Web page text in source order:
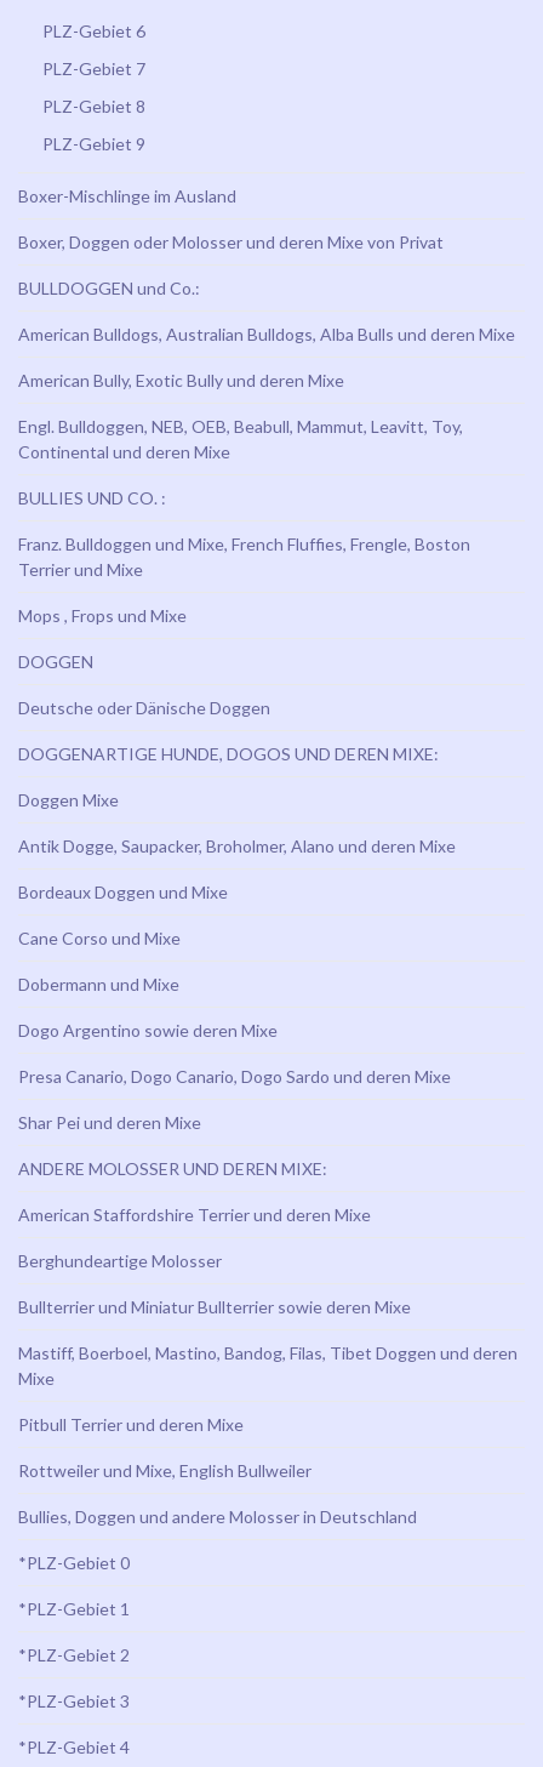
PLZ-Gebiet 6
PLZ-Gebiet 7
PLZ-Gebiet 8
PLZ-Gebiet 9
Boxer-Mischlinge im Ausland
Boxer, Doggen oder Molosser und deren Mixe von Privat
BULLDOGGEN und Co.:
American Bulldogs, Australian Bulldogs, Alba Bulls und deren Mixe
American Bully, Exotic Bully und deren Mixe
Engl. Bulldoggen, NEB, OEB, Beabull, Mammut, Leavitt, Toy,
Continental und deren Mixe
BULLIES UND CO. :
Franz. Bulldoggen und Mixe, French Fluffies, Frengle, Boston
Terrier und Mixe
Mops , Frops und Mixe
DOGGEN
Deutsche oder Dänische Doggen
DOGGENARTIGE HUNDE, DOGOS UND DEREN MIXE:
Doggen Mixe
Antik Dogge, Saupacker, Broholmer, Alano und deren Mixe
Bordeaux Doggen und Mixe
Cane Corso und Mixe
Dobermann und Mixe
Dogo Argentino sowie deren Mixe
Presa Canario, Dogo Canario, Dogo Sardo und deren Mixe
Shar Pei und deren Mixe
ANDERE MOLOSSER UND DEREN MIXE:
American Staffordshire Terrier und deren Mixe
Berghundeartige Molosser
Bullterrier und Miniatur Bullterrier sowie deren Mixe
Mastiff, Boerboel, Mastino, Bandog, Filas, Tibet Doggen und deren
Mixe
Pitbull Terrier und deren Mixe
Rottweiler und Mixe, English Bullweiler
Bullies, Doggen und andere Molosser in Deutschland
*PLZ-Gebiet 0
*PLZ-Gebiet 1
*PLZ-Gebiet 2
*PLZ-Gebiet 3
*PLZ-Gebiet 4